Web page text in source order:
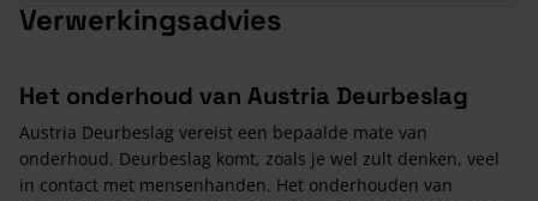
Verwerkingsadvies
Het onderhoud van Austria Deurbeslag
Austria Deurbeslag vereist een bepaalde mate van
onderhoud. Deurbeslag komt, zoals je wel zult denken, veel
in contact met mensenhanden. Het onderhouden van